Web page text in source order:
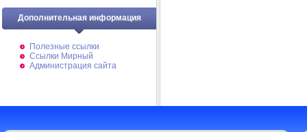
Дополнительная информация
Полезные ссылки
Ссылки Мирный
Администрация сайта